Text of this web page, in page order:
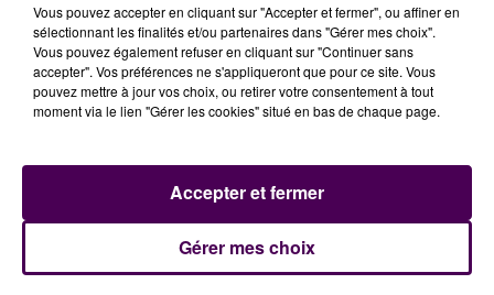
À LA UNE
11 juillet 2026
Inscrivez-vous au casting The Voice & The Voice
Kids !
Vous pouvez accepter en cliquant sur "Accepter et fermer", ou affiner en
sélectionnant les finalités et/ou partenaires dans "Gérer mes choix".
Vous pouvez également refuser en cliquant sur "Continuer sans
accepter". Vos préférences ne s'appliqueront que pour ce site. Vous
pouvez mettre à jour vos choix, ou retirer votre consentement à tout
moment via le lien "Gérer les cookies" situé en bas de chaque page.
Gérer mes choix
Accepter et fermer